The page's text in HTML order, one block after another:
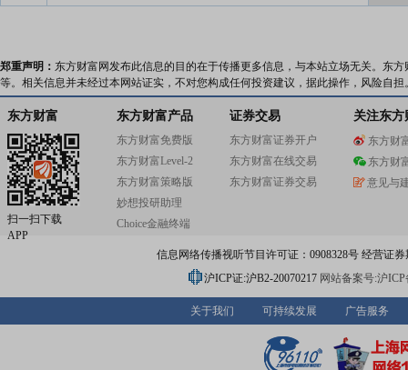
郑重声明： 东方财富网发布此信息的目的在于传播更多信息，与本站立场无关。东
等。相关信息并未经过本网站证实，不对您构成任何投资建议，据此操作，风险自担